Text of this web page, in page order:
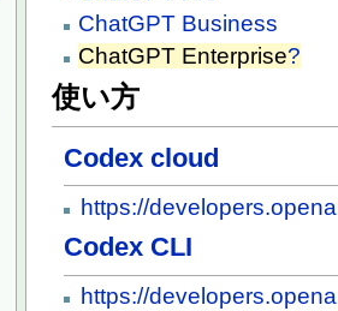
ChatGPT Business
ChatGPT Enterprise?
使い方
Codex cloud
https://
Codex CLI
https://